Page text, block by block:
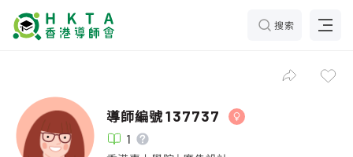
搜索
導師編號137737
1